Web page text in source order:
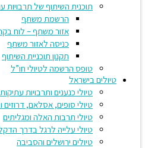
תוכנית השיתוף של תרבויות עולמי
הרשמת משתף
אזור משתף – לוח בקרה
כניסה לאזור משתף
תקנון תוכניית השיתוף
טופס הרשמה לטיולי חו”ל
טיולים בישראל
טיולי כנענים ותרבויות עתיקות
טיולי סופים, אסלאם, דרוזים ובהאים
טיולי תרבות האלה ומגליתים
טיולי עלייה לרגל בדרך הדקל
טיולים ירושלים והסביבה